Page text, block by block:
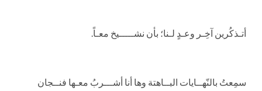
أتـذكُرين آخِـر وعـدٍ لـنا؛ بأن نشـــــيخ معـاً.
سمِعتُ بالنّهــايات البــاهتة وها أنا أشـــربُ معـها فنــجان